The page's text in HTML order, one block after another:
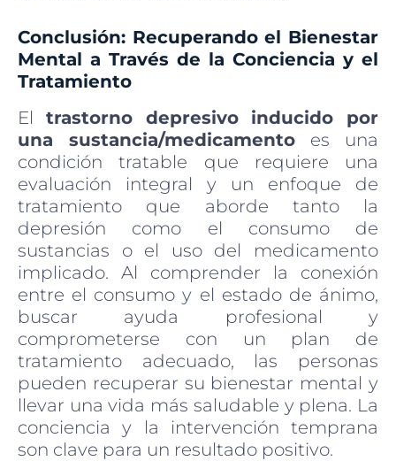
Conclusión: Recuperando el Bienestar
Mental a Través de la Conciencia y el
Tratamiento
El trastorno depresivo inducido por
una sustancia/medicamento es una
condición tratable que requiere una
evaluación integral y un enfoque de
tratamiento que aborde tanto la
depresión como el consumo de
sustancias o el uso del medicamento
implicado. Al comprender la conexión
entre el consumo y el estado de ánimo,
buscar ayuda profesional y
comprometerse con un plan de
tratamiento adecuado, las personas
pueden recuperar su bienestar mental y
llevar una vida más saludable y plena. La
conciencia y la intervención temprana
son clave para un resultado positivo.